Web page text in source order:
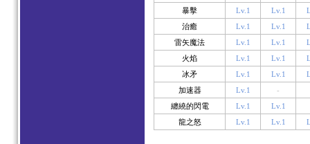
暴擊
Lv.1 Lv.1
治癒
Lv.1 Lv.1
雷矢魔法
Lv.1 Lv.1
火焰
Lv.1 Lv.1
冰矛
Lv.1 Lv.1
加速器
Lv.1
-
纏繞的閃電
Lv.1
Lv.1
龍之怒
Lv.1 Lv.1